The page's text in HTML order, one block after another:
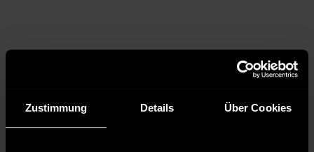
Zustimmung Details Über Cookies